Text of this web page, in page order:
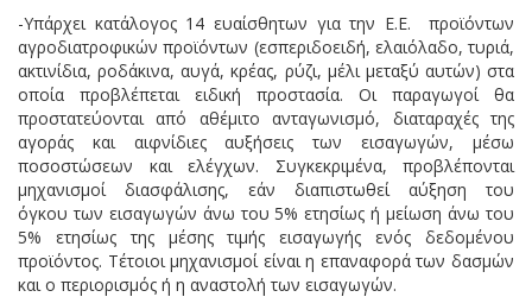
-Υπάρχει κατάλογος 14 ευαίσθητων για την Ε.Ε. προϊόντων
αγροδιατροφικών προϊόντων (εσπεριδοειδή, ελαιόλαδο, τυριά,
ακτινίδια, ροδάκινα, αυγά, κρέας, ρύζι, μέλι μεταξύ αυτών) στα
οποία προβλέπεται ειδική προστασία. Οι παραγωγοί θα
προστατεύονται από αθέμιτο ανταγωνισμό, διαταραχές της
αγοράς και αιφνίδιες αυξήσεις των εισαγωγών, μέσω
ποσοστώσεων και ελέγχων. Συγκεκριμένα, προβλέπονται
μηχανισμοί διασφάλισης, εάν διαπιστωθεί αύξηση του
όγκου των εισαγωγών άνω του 5% ετησίως ή μείωση άνω του
5% ετησίως της μέσης τιμής εισαγωγής ενός δεδομένου
προϊόντος. Τέτοιοι μηχανισμοί είναι η επαναφορά των δασμών
και ο περιορισμός ή η αναστολή των εισαγωγών.